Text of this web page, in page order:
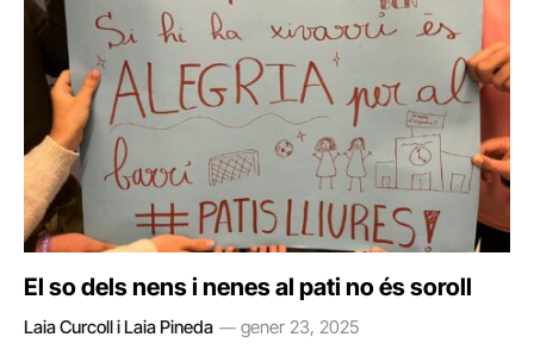
El so dels nens i nenes al pati no és soroll
Laia Curcoll i Laia Pineda gener 23, 2025